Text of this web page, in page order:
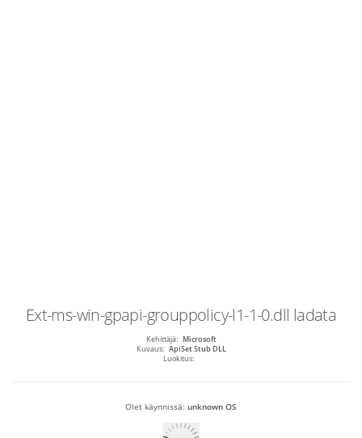
Ext-ms-win-gpapi-grouppolicy-l1-1-0.dll ladata
Kehittäjä: Microsoft
Kuvaus: ApiSet Stub DLL
Luokitus:
Olet käynnissä: unknown OS